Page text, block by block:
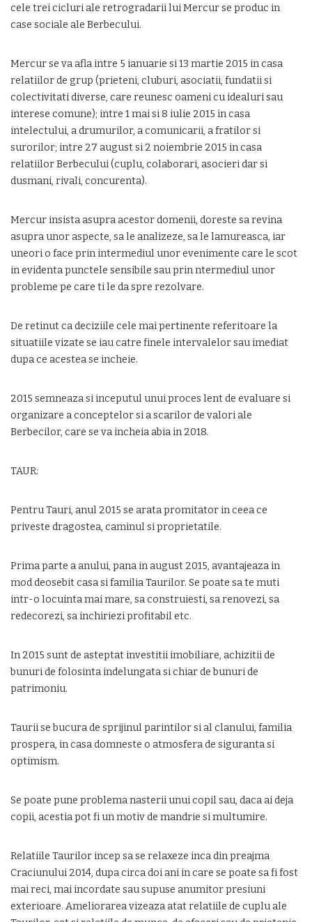
cele trei cicluri ale retrogradarii lui Mercur se produc in
case sociale ale Berbecului.
Mercur se va afla intre 5 ianuarie si 13 martie 2015 in casa
relatiilor de grup (prieteni, cluburi, asociatii, fundatii si
colectivitati diverse, care reunesc oameni cu idealuri sau
interese comune); intre 1 mai si 8 iulie 2015 in casa
intelectului, a drumurilor, a comunicarii, a fratilor si
surorilor; intre 27 august si 2 noiembrie 2015 in casa
relatiilor Berbecului (cuplu, colaborari, asocieri dar si
dusmani, rivali, concurenta).
Mercur insista asupra acestor domenii, doreste sa revina
asupra unor aspecte, sa le analizeze, sa le lamureasca, iar
uneori o face prin intermediul unor evenimente care le scot
in evidenta punctele sensibile sau prin ntermediul unor
probleme pe care ti le da spre rezolvare.
De retinut ca deciziile cele mai pertinente referitoare la
situatiile vizate se iau catre finele intervalelor sau imediat
dupa ce acestea se incheie.
2015 semneaza si inceputul unui proces lent de evaluare si
organizare a conceptelor si a scarilor de valori ale
Berbecilor, care se va incheia abia in 2018.
TAUR:
Pentru Tauri, anul 2015 se arata promitator in ceea ce
priveste dragostea, caminul si proprietatile.
Prima parte a anului, pana in august 2015, avantajeaza in
mod deosebit casa si familia Taurilor. Se poate sa te muti
intr-o locuinta mai mare, sa construiesti, sa renovezi, sa
redecorezi, sa inchiriezi profitabil etc.
In 2015 sunt de asteptat investitii imobiliare, achizitii de
bunuri de folosinta indelungata si chiar de bunuri de
patrimoniu.
Taurii se bucura de sprijinul parintilor si al clanului, familia
prospera, in casa domneste o atmosfera de siguranta si
optimism.
Se poate pune problema nasterii unui copil sau, daca ai deja
copii, acestia pot fi un motiv de mandrie si multumire.
Relatiile Taurilor incep sa se relaxeze inca din preajma
Craciunului 2014, dupa circa doi ani in care se poate sa fi fost
mai reci, mai incordate sau supuse anumitor presiuni
exterioare. Ameliorarea vizeaza atat relatiile de cuplu ale